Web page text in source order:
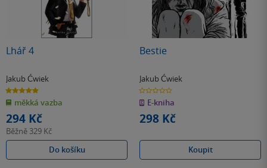
Lhář 4
Jakub Ćwiek
5.0
z
5
hvězdiček
měkká vazba
294 Kč
Běžně 329 Kč
Do košíku
Bestie
Jakub Ćwiek
0.0
z
5
hvězdiček
E-kniha
298 Kč
Koupit